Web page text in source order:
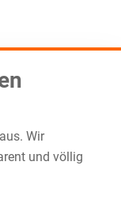
Wir
und völlig